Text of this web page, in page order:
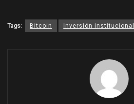
Tags: Bitcoin Inversión institucional